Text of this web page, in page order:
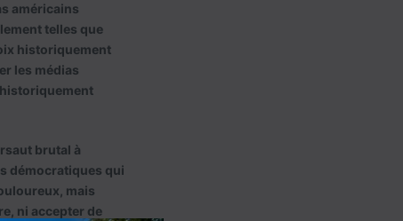
américains
telles que
historiquement
les médias
brutal à
démocratiques qui
mais
ni accepter de